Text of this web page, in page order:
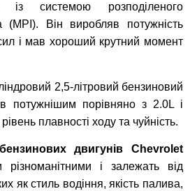
із системою розподіленого
(MPI). Він виробляв потужність
і мав хороший крутний момент
2,5-літровий бензиновий
потужнішим порівняно з 2.0L і
плавності ходу та чуйність.
двигунів Chevrolet
і залежать від
як стиль водіння, якість палива,